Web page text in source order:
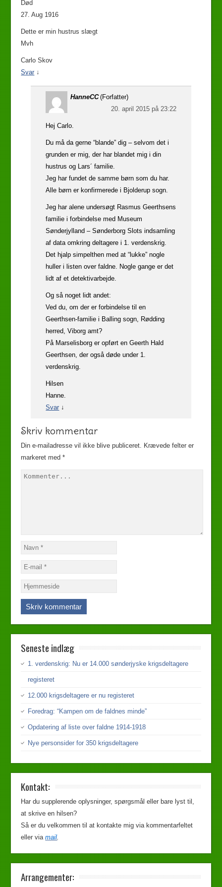
Død
27. Aug 1916
Dette er min hustrus slægt
Mvh
Carlo Skov
Svar ↓
HanneCC (Forfatter)
20. april 2015 på 23:22
Hej Carlo.
Du må da gerne “blande” dig – selvom det i
grunden er mig, der har blandet mig i din
hustrus og Lars´ familie.
Jeg har fundet de samme børn som du har.
Alle børn er konfirmerede i Bjolderup sogn.
Jeg har alene undersøgt Rasmus Geerthsens
familie i forbindelse med Museum
Sønderjylland – Sønderborg Slots indsamling
af data omkring deltagere i 1. verdenskrig.
Det hjalp simpelthen med at “lukke” nogle
huller i listen over faldne. Nogle gange er det
lidt af et detektivarbejde.
Og så noget lidt andet:
Ved du, om der er forbindelse til en
Geerthsen-familie i Balling sogn, Rødding
herred, Viborg amt?
På Marselisborg er opført en Geerth Hald
Geerthsen, der også døde under 1.
verdenskrig.
Hilsen
Hanne.
Svar ↓
Skriv kommentar
Din e-mailadresse vil ikke blive publiceret.
Krævede felter er
markeret med*
Seneste indlæg
1. verdenskrig: Nu er 14.000 sønderjyske krigsdeltagere
registeret
12.000 krigsdeltagere er nu registeret
Foredrag: “Kampen om de faldnes minde”
Opdatering af liste over faldne 1914-1918
Nye personsider for 350 krigsdeltagere
Kontakt:
Har du supplerende oplysninger, spørgsmål eller bare lyst til,
at skrive en hilsen?
Så er du velkommen til at kontakte mig via kommentarfeltet
eller viamail
Arrangementer: